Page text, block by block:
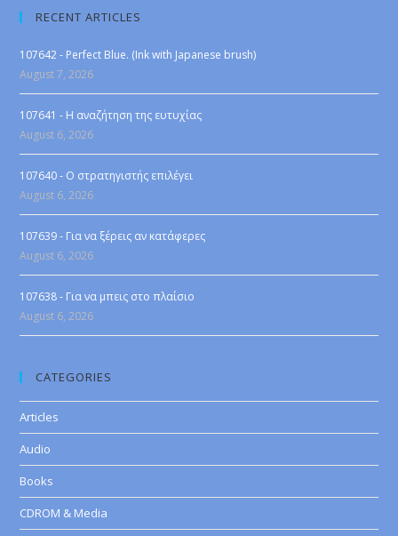
RECENT ARTICLES
107642 - Perfect Blue. (Ink with Japanese brush)
August 7, 2026
107641 - Η αναζήτηση της ευτυχίας
August 6, 2026
107640 - Ο στρατηγιστής επιλέγει
August 6, 2026
107639 - Για να ξέρεις αν κατάφερες
August 6, 2026
107638 - Για να μπεις στο πλαίσιο
August 6, 2026
CATEGORIES
Articles
Audio
Books
CDROM & Media